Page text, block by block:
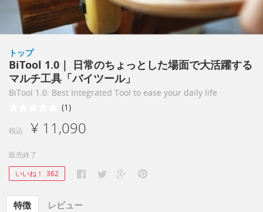
トップ
BiTool 1.0｜ 日常のちょっとした場面で大活躍する
マルチ工具「バイツール」
BiTool 1.0: Best Integrated Tool to ease your daily life
(1)
税込 ¥ 11,090
販売終了
いいね！ 362
特徴 レビュー